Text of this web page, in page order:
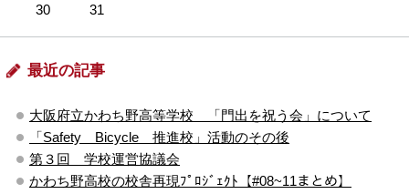
30
31
最近の記事
大阪府立かわち野高等学校 「門出を祝う会」について
「Safety Bicycle 推進校」活動のその後
第３回 学校運営協議会
かわち野高校の校舎再現ﾌﾟﾛｼﾞｪｸﾄ【#08~11まとめ】